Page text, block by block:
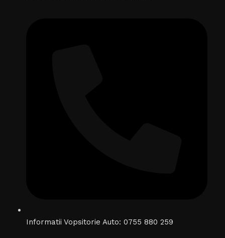
Informatii Vopsitorie Auto: 0755 880 259